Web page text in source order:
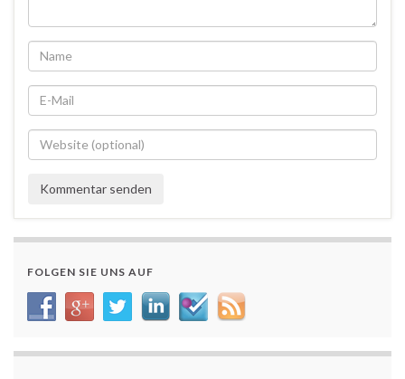
FOLGEN SIE UNS AUF